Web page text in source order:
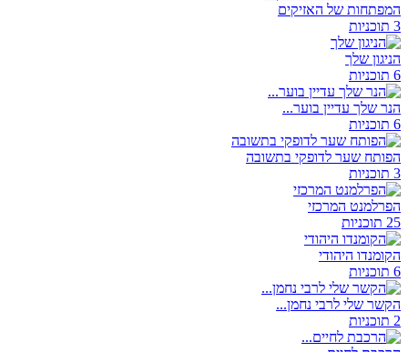
המפתחות של האזיקים
3 תוכניות
הניגון שלך
6 תוכניות
הנר שלך עדיין בוער...
6 תוכניות
הפותח שער לדופקי בתשובה
3 תוכניות
הפרלמנט המרכזי
25 תוכניות
הקומנדו היהודי
6 תוכניות
הקשר שלי לרבי נחמן...
2 תוכניות